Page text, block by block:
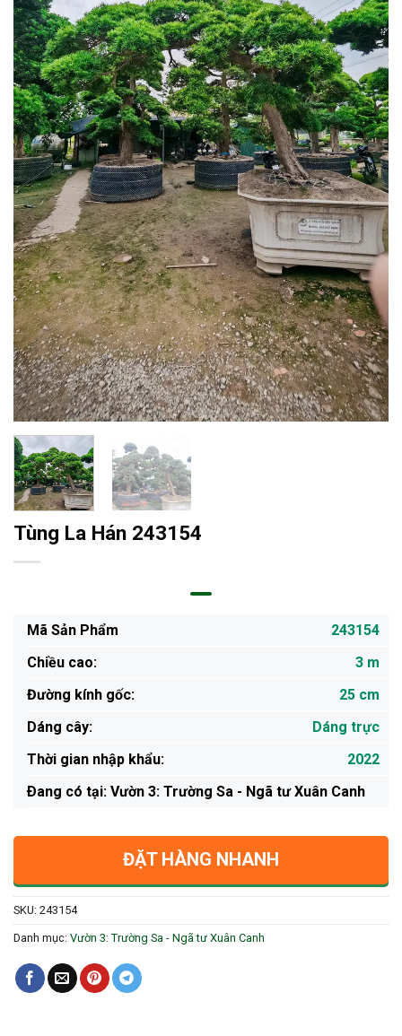
Tùng La Hán 243154
Mã Sản Phẩm
243154
Chiều cao:
3 m
Đường kính gốc:
25 cm
Dáng cây:
Dáng trực
Thời gian nhập khẩu:
2022
Ðang có tại: Vườn 3: Trường Sa - Ngã tư Xuân Canh
ĐẶT HÀNG NHANH
SKU: 243154
Danh mục: Vườn 3: Trường Sa - Ngã tư Xuân Canh